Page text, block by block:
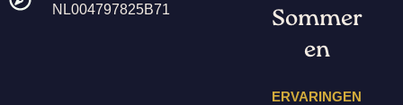
NL004797825B71
Sommer
en
ERVARINGEN